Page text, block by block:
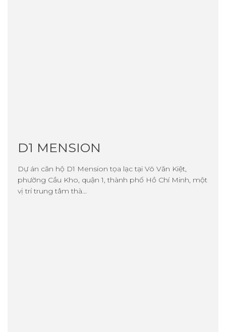
D1 MENSION
Dự án căn hộ D1 Mension tọa lạc tại Võ Văn Kiệt,
phường Cầu Kho, quận 1, thành phố Hồ Chí Minh, một
vị trí trung tâm thà...